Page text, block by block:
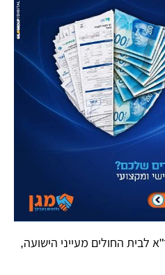
לבית החולים מעייני הישועה,